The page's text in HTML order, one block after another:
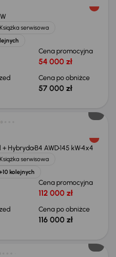
Książka serwisowa
Cena promocyjna
54 000 zł
Cena po obniżce
57 000 zł
+ HybrydaB4 AWD145 kW4x4
Książka serwisowa
kolejnych
Cena promocyjna
112 000 zł
Cena po obniżce
116 000 zł